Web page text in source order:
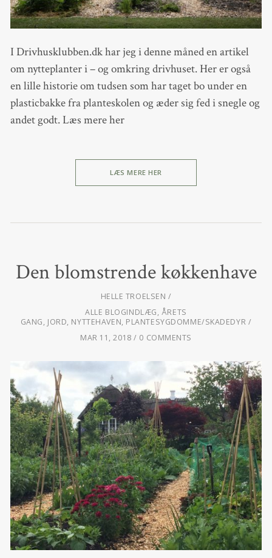
I Drivhusklubben.dk har jeg i denne måned en artikel
om nytteplanter i – og omkring drivhuset. Her er også
en lille historie om tudsen som har taget bo under en
plasticbakke fra planteskolen og æder sig fed i snegle og
andet godt. Læs mere her
LÆS MERE HER
Den blomstrende køkkenhave
HELLE TROELSEN
ALLE BLOGINDLÆG, ÅRETS
GANG, JORD, NYTTEHAVEN, PLANTESYGDOMME/SKADEDYR
MAR 11, 2018
0 COMMENTS